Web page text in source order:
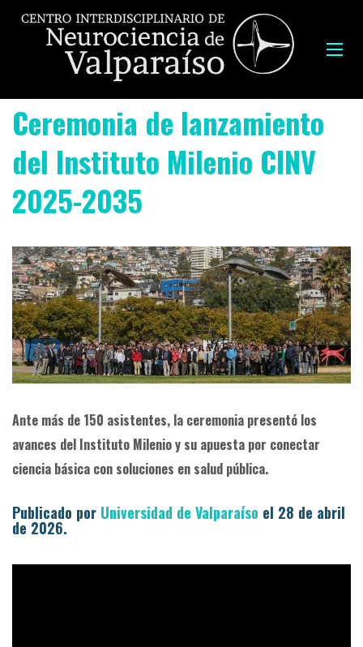
Ceremonia de lanzamiento
del Instituto Milenio CINV
2025-2035
Ante más de 150 asistentes, la ceremonia presentó los
avances del Instituto Milenio y su apuesta por conectar
ciencia básica con soluciones en salud pública.
Publicado por Universidad de Valparaíso el 28 de abril
de 2026.